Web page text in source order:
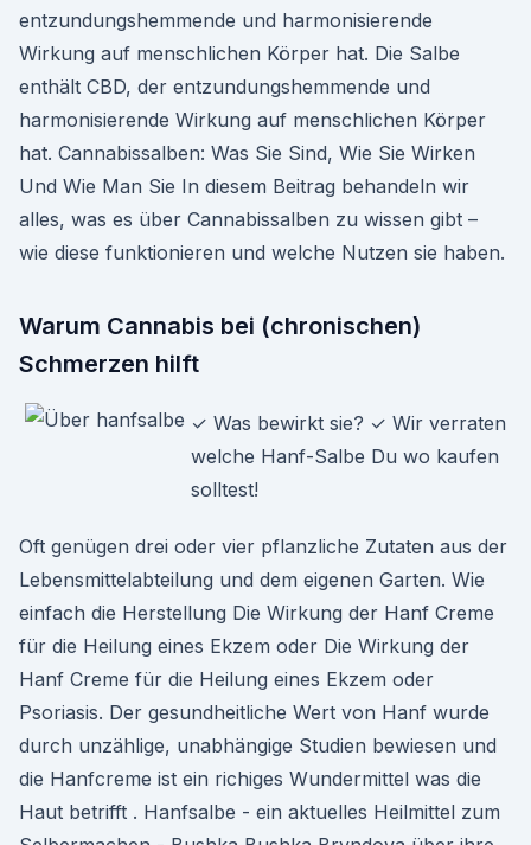
entzundungshemmende und harmonisierende
Wirkung auf menschlichen Körper hat. Die Salbe
enthält CBD, der entzundungshemmende und
harmonisierende Wirkung auf menschlichen Körper
hat. Cannabissalben: Was Sie Sind, Wie Sie Wirken
Und Wie Man Sie In diesem Beitrag behandeln wir
alles, was es über Cannabissalben zu wissen gibt –
wie diese funktionieren und welche Nutzen sie haben.
Warum Cannabis bei (chronischen)
Schmerzen hilft
✓ Was bewirkt sie? ✓ Wir verraten
welche Hanf-Salbe Du wo kaufen
solltest!
Oft genügen drei oder vier pflanzliche Zutaten aus der
Lebensmittelabteilung und dem eigenen Garten. Wie
einfach die Herstellung Die Wirkung der Hanf Creme
für die Heilung eines Ekzem oder Die Wirkung der
Hanf Creme für die Heilung eines Ekzem oder
Psoriasis. Der gesundheitliche Wert von Hanf wurde
durch unzählige, unabhängige Studien bewiesen und
die Hanfcreme ist ein richiges Wundermittel was die
Haut betrifft . Hanfsalbe - ein aktuelles Heilmittel zum